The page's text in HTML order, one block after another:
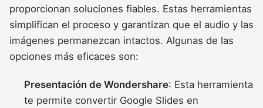
proporcionan soluciones fiables. Estas herramientas
simplifican el proceso y garantizan que el audio y las
imágenes permanezcan intactos. Algunas de las
opciones más eficaces son:
Presentación de Wondershare: Esta herramienta
te permite convertir Google Slides en